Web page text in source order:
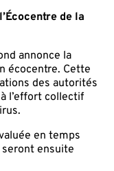
de la
annonce la
écocentre. Cette
des autorités
l’effort collectif
en temps
ensuite